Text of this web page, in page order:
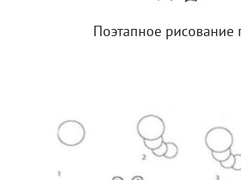
Поэтапное рисование